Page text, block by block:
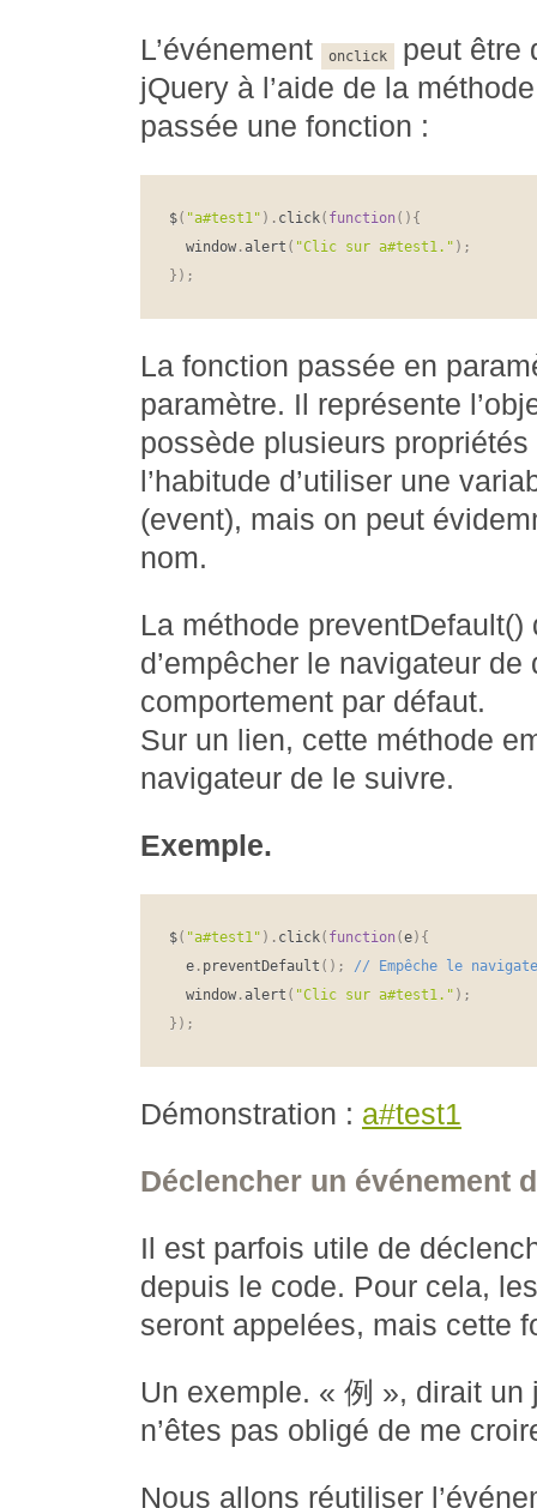
L’événement onclick
peut être
jQuery à l’aide de la
passée une fonction :
$( "a#test1" ) . click( function ( ) {
  window
. alert ( "Clic sur a#test1." ) ;
} ) ;
La fonction passée en
paramètre. Il représente
possède plusieurs propriétés
l’habitude d’utiliser une
(event), mais on peut
nom.
La méthode
d’empêcher le navigateur
comportement par défaut.
Sur un lien, cette méthode
navigateur de le suivre.
Exemple.
$( "a#test1" ) . click( function (e) {
  e
. preventDefault ( ) ;
  window
. alert ( "Clic sur a#test1." ) ;
} ) ;
Démonstration : a#test1
Déclencher un événement
Il est parfois utile de
depuis le code. Pour cela,
seront appelées, mais cette
Un exemple. « 例 », dirait
n’êtes pas obligé de me
Nous allons réutiliser